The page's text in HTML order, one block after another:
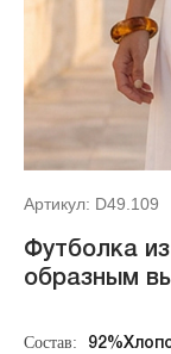
Артикул: D49.109
Футболка
образным
Состав: